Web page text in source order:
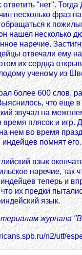
"нет". Тогда
несколько фраз
обращаться к
нашел несколько
наречие.
отвечали ему
их сердца
ученому из
более 600 слов,
что еще
звучал на
время плясок и игр.
нем во время
помнят его.
язык
наречие, так
теперь и
их предки
язык.
журнала
n2/utf/